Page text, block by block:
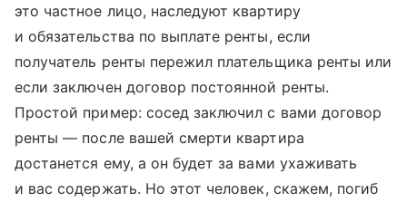
это частное лицо, наследуют квартиру
и обязательства по выплате ренты, если
получатель ренты пережил плательщика ренты или
если заключен договор постоянной ренты.
Простой пример: сосед заключил с вами договор
ренты — после вашей смерти квартира
достанется ему, а он будет за вами ухаживать
и вас содержать. Но этот человек, скажем, погиб